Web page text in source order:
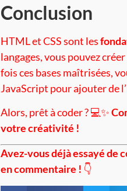
Conclusion
HTML et CSS sont les
langages, vous pouvez
fois ces bases maîtrisées,
JavaScript pour ajouter de
Alors, prêt à coder ? 💻✨
votre créativité !
Avez-vous déjà essayé de
en commentaire ! 👇